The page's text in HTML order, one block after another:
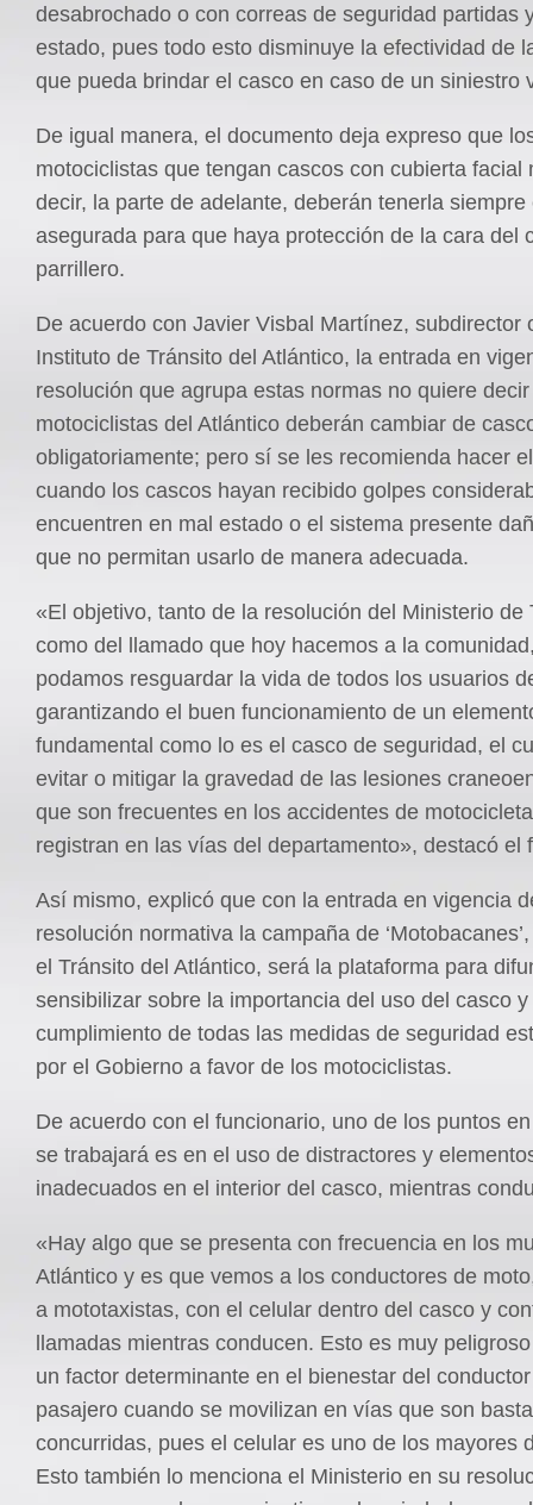
desabrochado o con correas de seguridad partidas
estado, pues todo esto disminuye la efectividad de
que pueda brindar el casco en caso de un siniestro
De igual manera, el documento deja expreso que
motociclistas que tengan cascos con cubierta facial
decir, la parte de adelante, deberán tenerla siempre
asegurada para que haya protección de la cara del
parrillero.
De acuerdo con Javier Visbal Martínez, subdirector
Instituto de Tránsito del Atlántico, la entrada en
resolución que agrupa estas normas no quiere
motociclistas del Atlántico deberán cambiar de
obligatoriamente; pero sí se les recomienda hacer
cuando los cascos hayan recibido golpes
encuentren en mal estado o el sistema presente
que no permitan usarlo de manera adecuada.
«El objetivo, tanto de la resolución del Ministerio de
como del llamado que hoy hacemos a la
podamos resguardar la vida de todos los usuarios
garantizando el buen funcionamiento de un
fundamental como lo es el casco de seguridad, el
evitar o mitigar la gravedad de las lesiones
que son frecuentes en los accidentes de
registran en las vías del departamento», destacó el
Así mismo, explicó que con la entrada en vigencia
resolución normativa la campaña de
el Tránsito del Atlántico, será la plataforma para
sensibilizar sobre la importancia del uso del casco y
cumplimiento de todas las medidas de seguridad
por el Gobierno a favor de los motociclistas.
De acuerdo con el funcionario, uno de los puntos
se trabajará es en el uso de distractores y
inadecuados en el interior del casco, mientras
«Hay algo que se presenta con frecuencia en los
Atlántico y es que vemos a los conductores de
a mototaxistas, con el celular dentro del casco y
llamadas mientras conducen. Esto es muy
un factor determinante en el bienestar del
pasajero cuando se movilizan en vías que son
concurridas, pues el celular es uno de los mayores
Esto también lo menciona el Ministerio en su